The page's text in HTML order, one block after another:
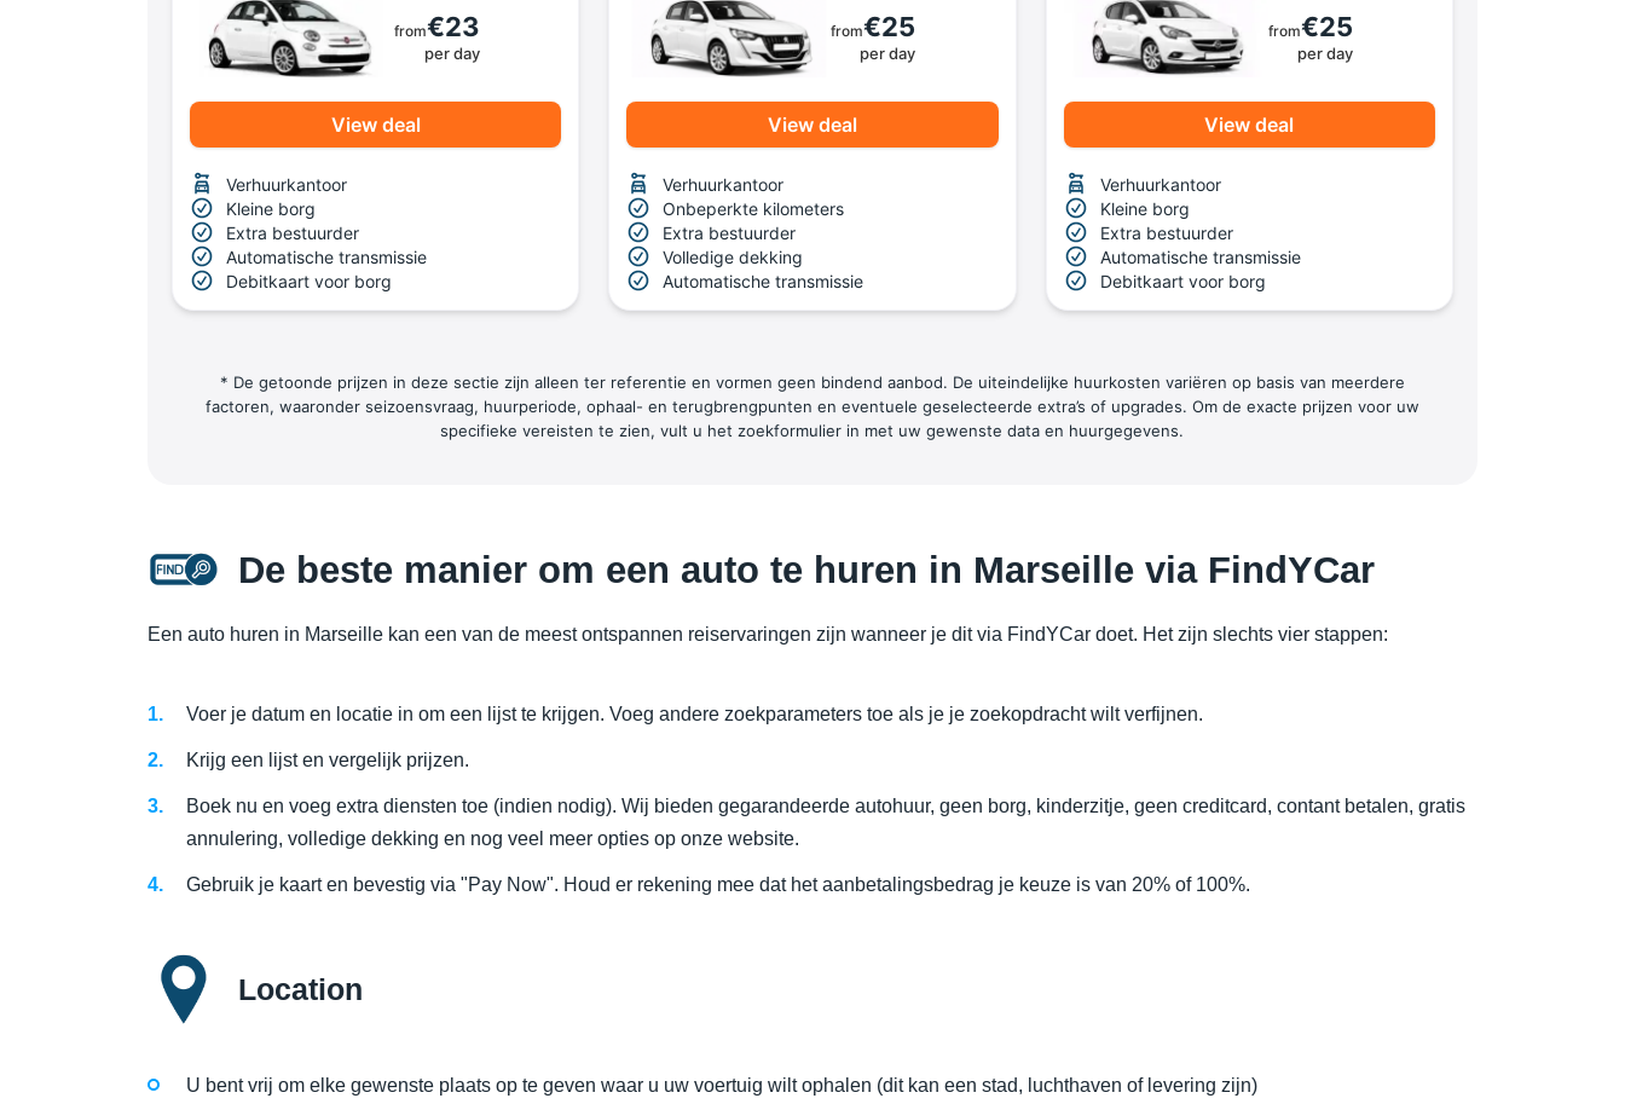
from€23
per day
View deal
Verhuurkantoor
Kleine borg
Extra bestuurder
Automatische transmissie
Debitkaart voor borg
from€25
per day
View deal
Verhuurkantoor
Onbeperkte kilometers
Extra bestuurder
Volledige dekking
Automatische transmissie
from€25
per day
View deal
Verhuurkantoor
Kleine borg
Extra bestuurder
Automatische transmissie
Debitkaart voor borg
* De getoonde prijzen in deze sectie zijn alleen ter referentie en vormen geen bindend aanbod. De uiteindelijke huurkosten variëren op basis van meerdere
factoren, waaronder seizoensvraag, huurperiode, ophaal- en terugbrengpunten en eventuele geselecteerde extra’s of upgrades. Om de exacte prijzen voor uw
specifieke vereisten te zien, vult u het zoekformulier in met uw gewenste data en huurgegevens.
De beste manier om een auto te huren in Marseille via FindYCar
Een auto huren in Marseille kan een van de meest ontspannen reiservaringen zijn wanneer je dit via FindYCar doet. Het zijn slechts vier stappen:
Voer je datum en locatie in om een lijst te krijgen. Voeg andere zoekparameters toe als je je zoekopdracht wilt verfijnen.
Krijg een lijst en vergelijk prijzen.
Boek nu en voeg extra diensten toe (indien nodig). Wij bieden gegarandeerde autohuur, geen borg, kinderzitje, geen creditcard, contant betalen, gratis
annulering, volledige dekking en nog veel meer opties op onze website.
Gebruik je kaart en bevestig via "Pay Now". Houd er rekening mee dat het aanbetalingsbedrag je keuze is van 20% of 100%.
Location
U bent vrij om elke gewenste plaats op te geven waar u uw voertuig wilt ophalen (dit kan een stad, luchthaven of levering zijn)